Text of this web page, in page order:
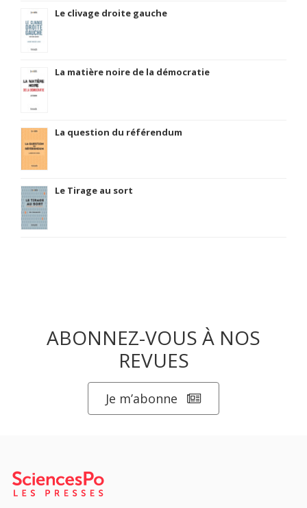
Le clivage droite gauche
La matière noire de la démocratie
La question du référendum
Le Tirage au sort
ABONNEZ-VOUS À NOS
REVUES
Je m’abonne